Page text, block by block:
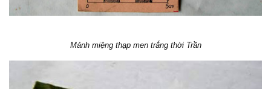
Mảnh miệng thạp men trắng thời Trần